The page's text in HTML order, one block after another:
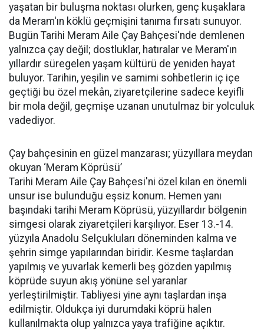
yaşatan bir buluşma noktası olurken, genç kuşaklara
da Meram'ın köklü geçmişini tanıma fırsatı sunuyor.
Bugün Tarihi Meram Aile Çay Bahçesi'nde demlenen
yalnızca çay değil; dostluklar, hatıralar ve Meram'ın
yıllardır süregelen yaşam kültürü de yeniden hayat
buluyor. Tarihin, yeşilin ve samimi sohbetlerin iç içe
geçtiği bu özel mekân, ziyaretçilerine sadece keyifli
bir mola değil, geçmişe uzanan unutulmaz bir yolculuk
vadediyor.
Çay bahçesinin en güzel manzarası; yüzyıllara meydan
okuyan ‘Meram Köprüsü’
Tarihi Meram Aile Çay Bahçesi'ni özel kılan en önemli
unsur ise bulunduğu eşsiz konum. Hemen yanı
başındaki tarihi Meram Köprüsü, yüzyıllardır bölgenin
simgesi olarak ziyaretçileri karşılıyor. Eser 13.-14.
yüzyıla Anadolu Selçukluları döneminden kalma ve
şehrin simge yapılarından biridir. Kesme taşlardan
yapılmış ve yuvarlak kemerli beş gözden yapılmış
köprüde suyun akış yönüne sel yaranlar
yerleştirilmiştir. Tabliyesi yine aynı taşlardan inşa
edilmiştir. Oldukça iyi durumdaki köprü halen
kullanılmakta olup yalnızca yaya trafiğine açıktır.